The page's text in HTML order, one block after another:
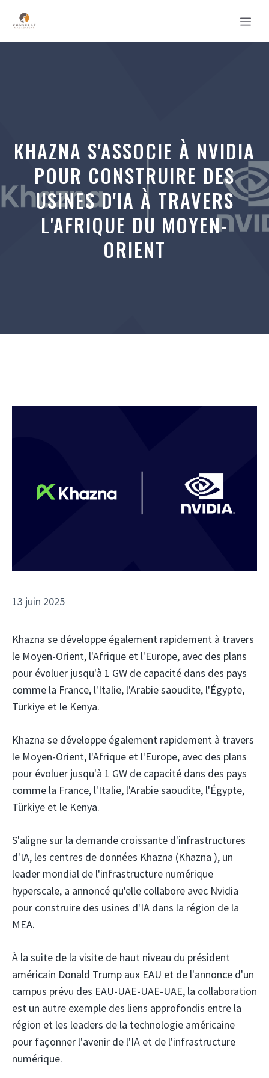
contenu
KHAZNA S'ASSOCIE À NVIDIA
POUR CONSTRUIRE DES
USINES D'IA À TRAVERS
L'AFRIQUE DU MOYEN-
ORIENT
13 juin 2025
Khazna se développe également rapidement à travers
le Moyen-Orient, l'Afrique et l'Europe, avec des plans
pour évoluer jusqu'à 1 GW de capacité dans des pays
comme la France, l'Italie, l'Arabie saoudite, l'Égypte,
Türkiye et le Kenya.
Khazna se développe également rapidement à travers
le Moyen-Orient, l'Afrique et l'Europe, avec des plans
pour évoluer jusqu'à 1 GW de capacité dans des pays
comme la France, l'Italie, l'Arabie saoudite, l'Égypte,
Türkiye et le Kenya.
S'aligne sur la demande croissante d'infrastructures
d'IA, les centres de données Khazna (Khazna ), un
leader mondial de l'infrastructure numérique
hyperscale, a annoncé qu'elle collabore avec Nvidia
pour construire des usines d'IA dans la région de la
MEA.
À la suite de la visite de haut niveau du président
américain Donald Trump aux EAU et de l'annonce d'un
campus prévu des EAU-UAE-UAE-UAE, la collaboration
est un autre exemple des liens approfondis entre la
région et les leaders de la technologie américaine
pour façonner l'avenir de l'IA et de l'infrastructure
numérique.